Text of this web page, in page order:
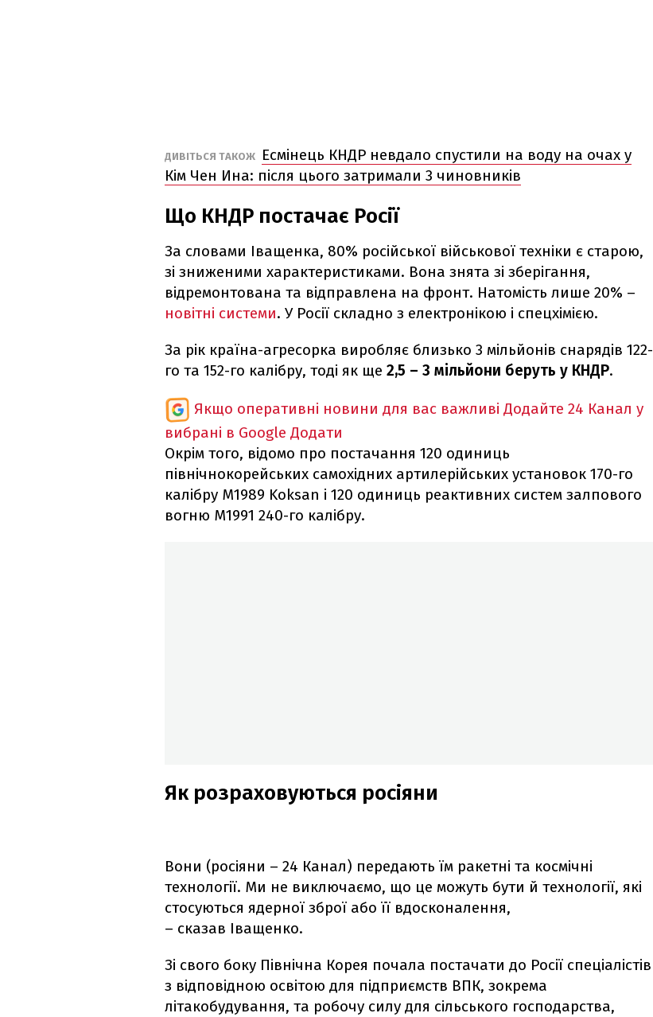
ДИВІТЬСЯ ТАКОЖ
Есмінець КНДР невдало спустили на воду на очах у
Кім Чен Ина: після цього затримали 3 чиновників
Що КНДР постачає Росії
За словами Іващенка, 80% російської військової техніки є старою,
зі зниженими характеристиками. Вона знята зі зберігання,
відремонтована та відправлена на фронт. Натомість лише 20% –
новітні системи. У Росії складно з електронікою і спецхімією.
За рік країна-агресорка виробляє близько 3 мільйонів снарядів 122-
го та 152-го калібру, тоді як ще 2,5 – 3 мільйони беруть у КНДР.
Якщо оперативні новини для вас важливі Додайте 24 Канал у
вибрані в Google Додати
Окрім того, відомо про постачання 120 одиниць
північнокорейських самохідних артилерійських установок 170-го
калібру М1989 Koksan і 120 одиниць реактивних систем залпового
вогню М1991 240-го калібру.
Як розраховуються росіяни
Вони (росіяни – 24 Канал) передають їм ракетні та космічні
технології. Ми не виключаємо, що це можуть бути й технології, які
стосуються ядерної зброї або її вдосконалення,
– сказав Іващенко.
Зі свого боку Північна Корея почала постачати до Росії спеціалістів
з відповідною освітою для підприємств ВПК, зокрема
літакобудування, та робочу силу для сільського господарства,